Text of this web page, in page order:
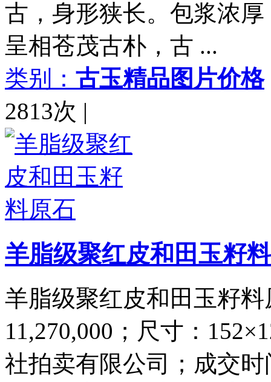
古，身形狭长。包浆浓
呈相苍茂古朴，古 ...
类别： 古玉精品图片价格
2813次 |
羊脂级聚红皮和田玉籽
羊脂级聚红皮和田玉籽
11,270,000；尺寸：
社拍卖有限公司；成交时